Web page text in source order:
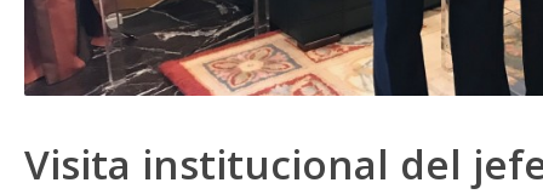
Visita institucional del